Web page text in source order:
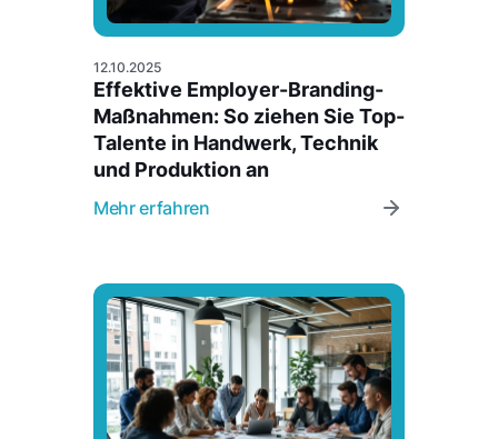
12.10.2025
Effektive Employer-Branding-
Maßnahmen: So ziehen Sie Top-
Talente in Handwerk, Technik
und Produktion an
Mehr erfahren